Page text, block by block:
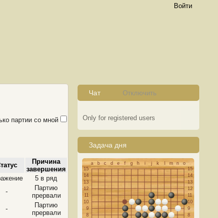
Войти
партии со мной
Причина
завершения
5 в ряд
-
Партию
прервали
-
Партию
прервали
Чат Отключить
Only for registered users
Задача дня
a b c d e f g h i j k m n
o
15
15
14
14
13
13
12
12
11
11
10
10
9
9
8
8